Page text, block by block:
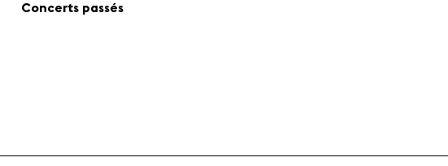
Concerts passés